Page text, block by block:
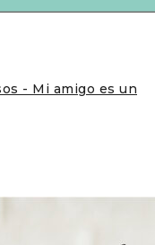
- Mi amigo es un